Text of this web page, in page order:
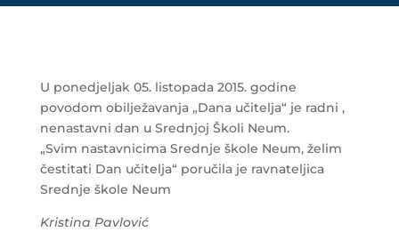
U ponedjeljak 05. listopada 2015. godine
povodom obilježavanja „Dana učitelja“ je radni ,
nenastavni dan u Srednjoj Školi Neum.
„Svim nastavnicima Srednje škole Neum, želim
čestitati Dan učitelja“ poručila je ravnateljica
Srednje škole Neum
Kristina Pavlović